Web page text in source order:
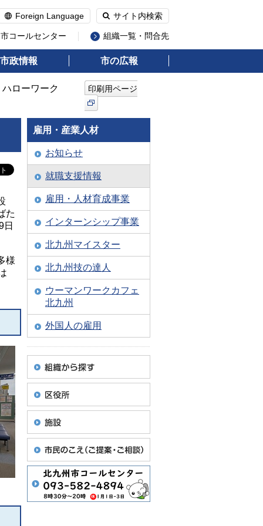
Foreign Language サイト内検索
コールセンター 組織一覧・問合先
市政情報 市の広報
ローワーク 印刷用ページ
た
日
様
雇用・産業人材
お知らせ
就職支援情報
雇用・人材育成事業
インターンシップ事業
北九州マイスター
北九州技の達人
ウーマンワークカフェ
北九州
外国人の雇用